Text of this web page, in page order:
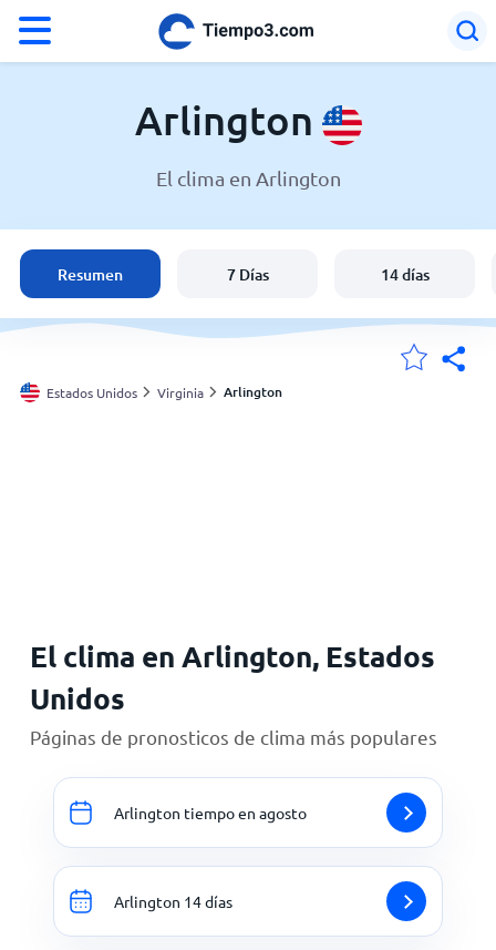
El clima en Arlington
Estados Unidos
España
Argentina
Arlington
El clima en Arlington
Resumen 7 Días 14 días
Estados Unidos Virginia Arlington
El clima en Arlington, Estados
Unidos
Páginas de pronosticos de clima más populares
Arlington tiempo en agosto
Arlington 14 días